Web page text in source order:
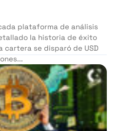
plataforma de análisis
la historia de éxito
se disparó de USD